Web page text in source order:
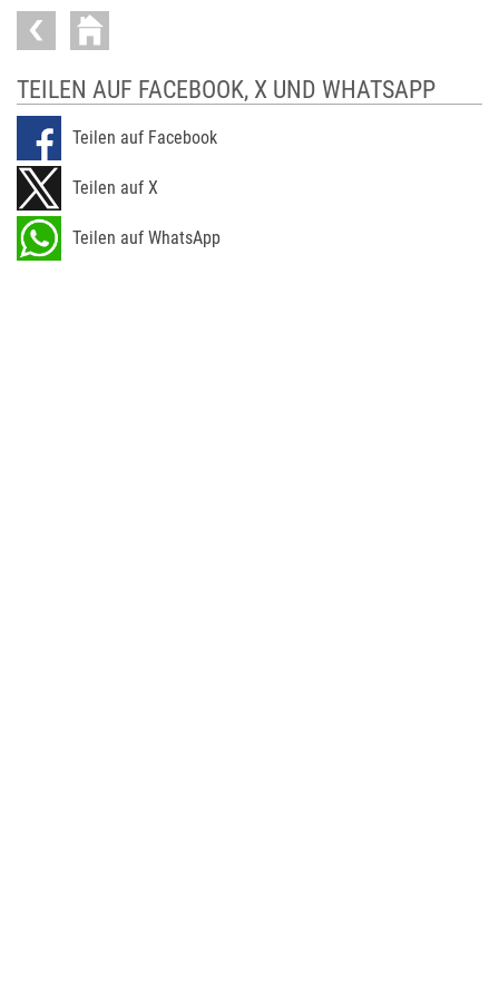
TEILEN AUF FACEBOOK, X UND WHATSAPP
Teilen auf Facebook
Teilen auf X
Teilen auf WhatsApp